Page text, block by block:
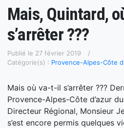
Mais, Quintard,
s’arrêter ???
Publié le 27 février 2019
Catégorie(s) : Provence-Alpes-Côte
Mais où va-t-il s’arrêter ???
Provence-Alpes-Côte d’azur
Directeur Régional, Monsieur
s’est encore permis quelques